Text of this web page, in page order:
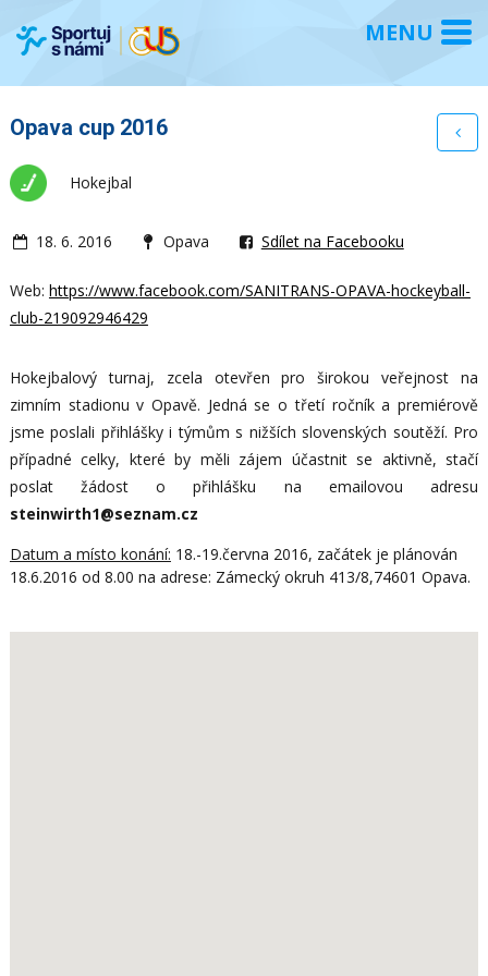
Opava cup 2016
Hokejbal
18. 6. 2016 Opava Sdílet na Facebooku
Web: https://www.facebook.com/SANITRANS-OPAVA-hockeyball-
club-219092946429
Hokejbalový turnaj, zcela otevřen pro širokou veřejnost na
zimním stadionu v Opavě. Jedná se o třetí ročník a premiérově
jsme poslali přihlášky i týmům s nižších slovenských soutěží. Pro
případné celky, které by měli zájem účastnit se aktivně, stačí
poslat žádost o přihlášku na emailovou adresu
steinwirth1@seznam.cz
Datum a místo konání: 18.-19.června 2016, začátek je plánován
18.6.2016 od 8.00 na adrese: Zámecký okruh 413/8,74601 Opava.